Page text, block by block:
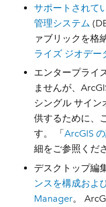
サポートされて
管理システム
ァブリックを格
ライズ ジオデー
エンタープライ
ませんが、
シングル サイン
供するために、
す。 「ArcGIS
細をご参照くだ
デスクトップ編
ンスを構成およ
Manager。